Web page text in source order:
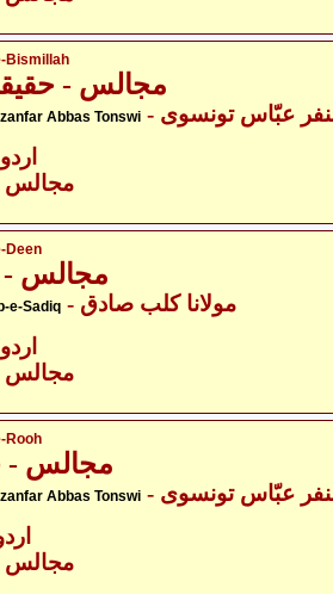
Bismillah
Abbas Tonswi عبّاس تونسوی
- مجالس
Deen
e-Sadiq - مولانا کلب صادق
- مجالس
Rooh
مجالس -
Abbas Tonswi عبّاس تونسوی
-
- مجالس